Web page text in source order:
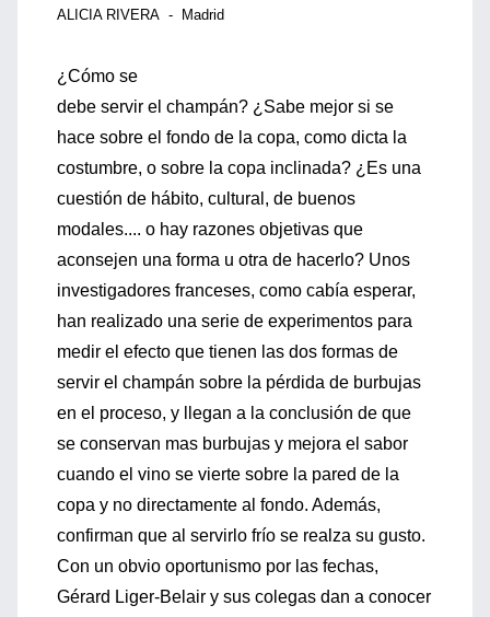
ALICIA RIVERA - Madrid
¿Cómo se
debe servir el champán? ¿Sabe mejor si se
hace sobre el fondo de la copa, como dicta la
costumbre, o sobre la copa inclinada? ¿Es una
cuestión de hábito, cultural, de buenos
modales.... o hay razones objetivas que
aconsejen una forma u otra de hacerlo? Unos
investigadores franceses, como cabía esperar,
han realizado una serie de experimentos para
medir el efecto que tienen las dos formas de
servir el champán sobre la pérdida de burbujas
en el proceso, y llegan a la conclusión de que
se conservan mas burbujas y mejora el sabor
cuando el vino se vierte sobre la pared de la
copa y no directamente al fondo. Además,
confirman que al servirlo frío se realza su gusto.
Con un obvio oportunismo por las fechas,
Gérard Liger-Belair y sus colegas dan a conocer